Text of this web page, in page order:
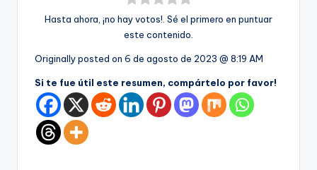
Hasta ahora, ¡no hay votos!. Sé el primero en puntuar
este contenido.
Originally posted on 6 de agosto de 2023 @ 8:19 AM
Si te fue útil este resumen, compártelo por favor!